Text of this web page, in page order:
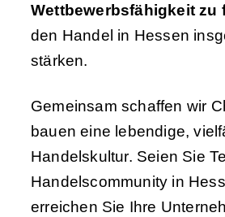
Wettbewerbsfähigkeit zu
den Handel in Hessen
stärken.
Gemeinsam schaffen wir
bauen eine lebendige,
Handelskultur. Seien Sie
Handelscommunity in
erreichen Sie Ihre